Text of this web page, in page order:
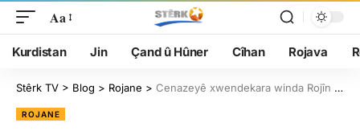
Aa
Kurdistan Jin Çand û Hûner Cîhan Rojava
Stêrk TV > Blog > Rojane > Cenazeyê xwendekara winda Rojîn Kabaîş hat dîtin
ROJANE